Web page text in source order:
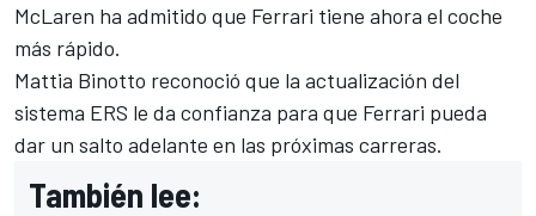
McLaren ha admitido que Ferrari tiene ahora el coche
más rápido.
Mattia Binotto reconoció que la actualización del
sistema ERS le da confianza para que Ferrari pueda
dar un salto adelante en las próximas carreras.
También lee: